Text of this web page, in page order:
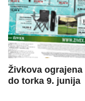
Živkova
do torka 9. junija